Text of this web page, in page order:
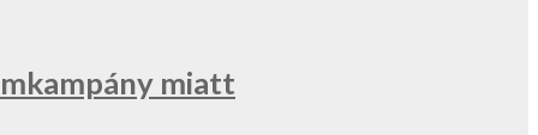
miatt